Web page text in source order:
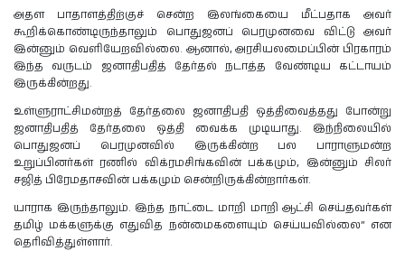
அதள பாதாளத்திற்குச் சென்ற இலங்கையை மீட்பதாக அவர்
கூறிக்கொண்டிருந்தாலும் பொதுஜனப் பெரமுனவை விட்டு அவர்
இன்னும் வெளியேறவில்லை. ஆனால், அரசியலமைப்பின் பிரகாரம்
இந்த வருடம் ஜனாதிபதித் தேர்தல் நடாத்த வேண்டிய கட்டாயம்
இருக்கின்றது.
உள்ளுராட்சிமன்றத் தேர்தலை ஜனாதிபதி ஒத்திவைத்தது போன்று
ஜனாதிபதித் தேர்தலை ஒத்தி வைக்க முடியாது. இந்நிலையில்
பொதுஜனப் பெரமுனவில் இருக்கின்ற பல பாராளுமன்ற
உறுப்பினர்கள் ரணில் விக்ரமசிங்கவின் பக்கமும், இன்னும் சிலர்
சஜித் பிரேமதாசவின் பக்கமும் சென்றிருக்கின்றார்கள்.
யாராக இருந்தாலும். இந்த நாட்டை மாறி மாறி ஆட்சி செய்தவர்கள்
தமிழ் மக்களுக்கு எதுவித நன்மைகளையும் செய்யவில்லை” என
தெரிவித்துள்ளார்.